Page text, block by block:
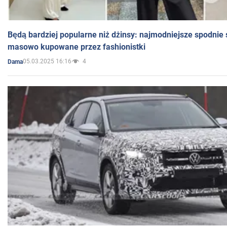
Będą bardziej popularne niż dżinsy: najmodniejsze spodnie
masowo kupowane przez fashionistki
Dama05.03.2025 16:16 4